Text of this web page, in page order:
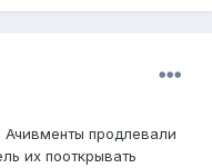
продлевали
их пооткрывать